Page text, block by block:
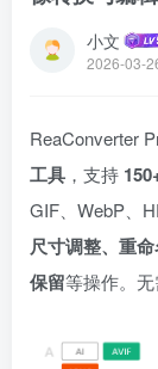
小文
2026-03-
ReaConverter
工具 ，支持
GIF、WebP、
尺寸调整、重
保留等操作。无